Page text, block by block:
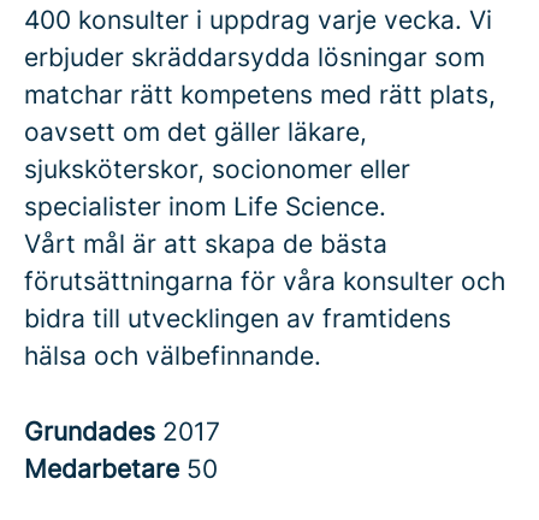
400 konsulter i uppdrag varje vecka. Vi
erbjuder skräddarsydda lösningar som
matchar rätt kompetens med rätt plats,
oavsett om det gäller läkare,
sjuksköterskor, socionomer eller
specialister inom Life Science.
Vårt mål är att skapa de bästa
förutsättningarna för våra konsulter och
bidra till utvecklingen av framtidens
hälsa och välbefinnande.
Grundades 2017
Medarbetare 50